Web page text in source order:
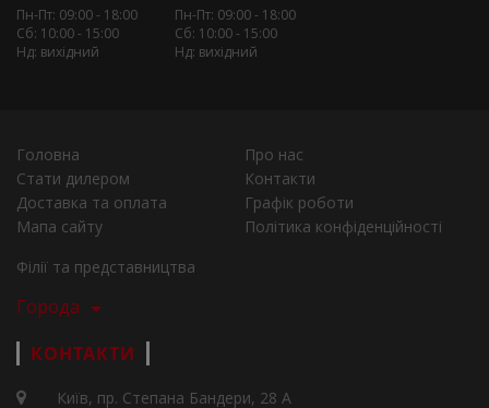
Пн-Пт: 09:00 - 18:00
Сб: 10:00 - 15:00
Нд: вихідний
Пн-Пт: 09:00 - 18:00
Сб: 10:00 - 15:00
Нд: вихідний
Головна
Про нас
Стати дилером
Контакти
Доставка та оплата
Графік роботи
Мапа сайту
Політика конфіденційності
Філії та представництва
Города
КОНТАКТИ
Київ, пр. Степана Бандери, 28 А